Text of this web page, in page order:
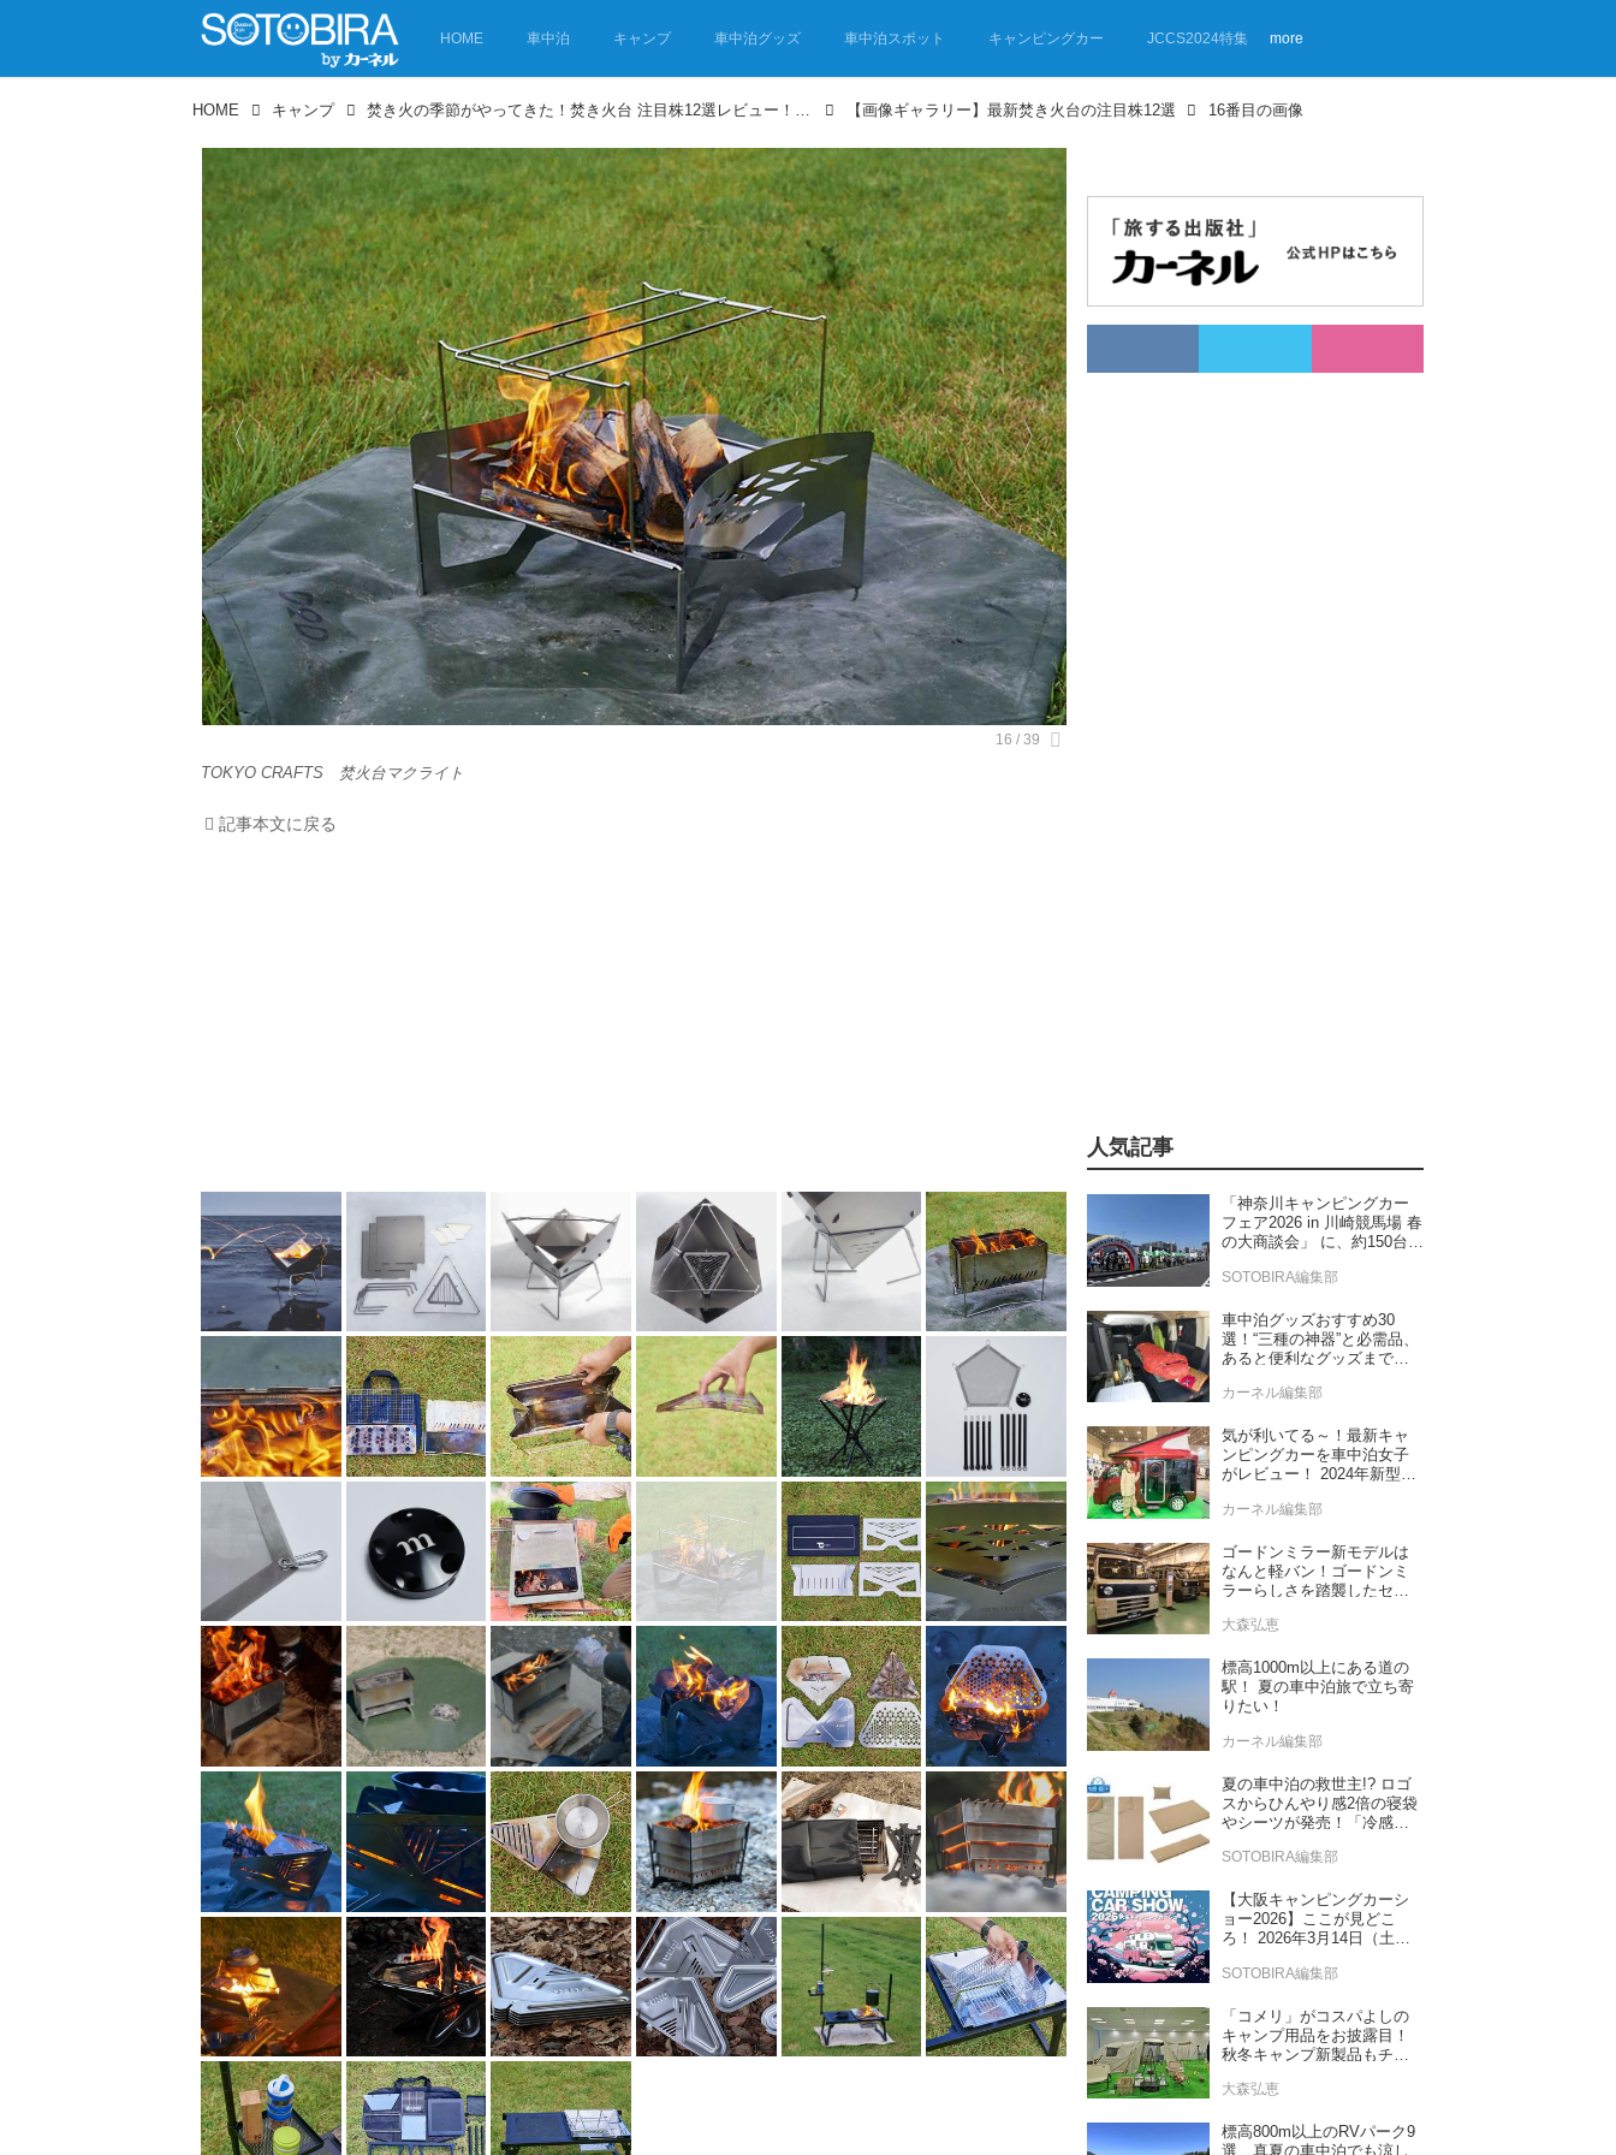
HOME 車中泊 キャンプ 車中泊グッズ 車中泊スポット キャンピングカー JCCS2024特集 more
HOME キャンプ 焚き火の季節がやってきた！焚き火台 注目株12選レビュー！【2022年発売限定】 【画像ギャラリー】最新焚き火台の注目株12選 16番目の画像
TOKYO CRAFTS 焚火台マクライト
記事本文に戻る
人気記事
「神奈川キャンピングカー
フェア2026 in 川崎競馬場 春
の大商談会」 に、約150台の
SOTOBIRA編集部
車中泊グッズおすすめ30
選！“三種の神器”と必需品、
あると便利なグッズまで車
カーネル編集部
気が利いてる～！最新キャ
ンピングカーを車中泊女子
がレビュー！ 2024年新型モ
カーネル編集部
ゴードンミラー新モデルは
なんと軽バン！ゴードンミ
ラーらしさを踏襲したセン
売！
大森弘恵
標高1000m以上にある道の
駅！ 夏の車中泊旅で立ち寄
りたい！
カーネル編集部
夏の車中泊の救世主!? ロゴ
スからひんやり感2倍の寝袋
やシーツが発売！「冷感・
SOTOBIRA編集部
【大阪キャンピングカーシ
ョー2026】ここが見どこ
ろ！ 2026年3月14日（土）
大阪
SOTOBIRA編集部
「コメリ」がコスパよしの
キャンプ用品をお披露目！
秋冬キャンプ新製品もチェ
大森弘恵
標高800m以上のRVパーク9
選 真夏の車中泊でも涼し